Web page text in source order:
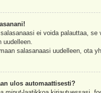
ei voida palauttaa,
uudelleen.
salasanaasi uudelleen, ota
ulos automaattisesti?